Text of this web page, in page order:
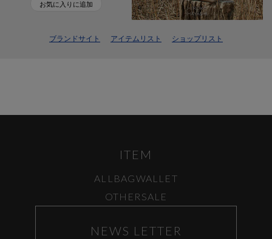
お気に入りに追加
ブランドサイト アイテムリスト ショップリスト
ITEM
ALL BAGWALLET
OTHER SALE
NEWS LETTER